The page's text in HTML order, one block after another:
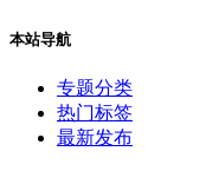
本站导航
专题分类
热门标签
最新发布